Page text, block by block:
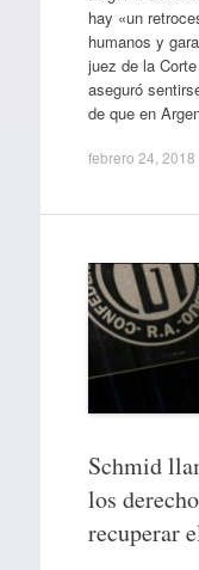
hay «un
humanos y
juez de la
aseguró
de que en
febrero 24, 2018
Schmid
los
recuperar